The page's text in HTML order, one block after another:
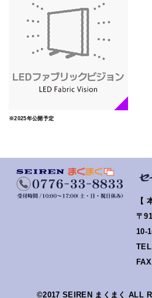
※2025年公開予定
【
〒
10-
©2017 SEIREN まくまく ALL